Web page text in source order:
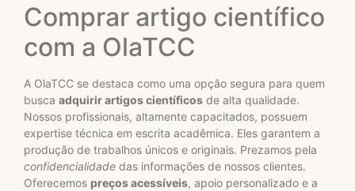
Comprar artigo científico
com a OlaTCC
A OlaTCC se destaca como uma opção segura para quem
busca adquirir artigos científicos de alta qualidade.
Nossos profissionais, altamente capacitados, possuem
expertise técnica em escrita acadêmica. Eles garantem a
produção de trabalhos únicos e originais. Prezamos pela
confidencialidade das informações de nossos clientes.
Oferecemos preços acessíveis, apoio personalizado e a